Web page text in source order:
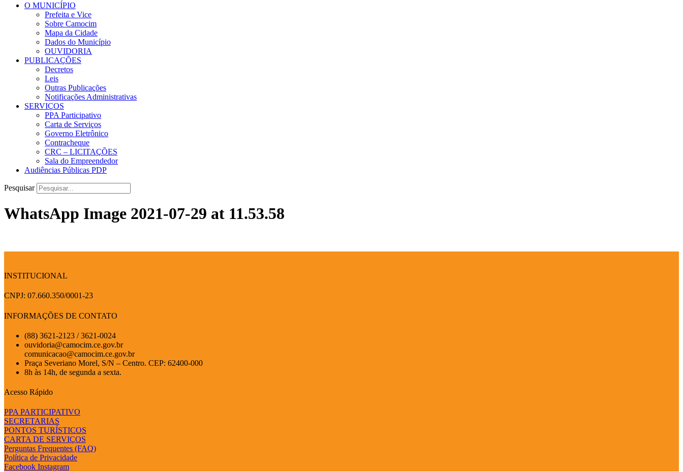
O MUNICÍPIO
Prefeita e Vice
Sobre Camocim
Mapa da Cidade
Dados do Município
OUVIDORIA
PUBLICAÇÕES
Decretos
Leis
Outras Publicações
Notificações Administrativas
SERVIÇOS
PPA Participativo
Carta de Serviços
Governo Eletrônico
Contracheque
CRC – LICITAÇÕES
Sala do Empreendedor
Audiências Públicas PDP
Pesquisar
WhatsApp Image 2021-07-29 at 11.53.58
INSTITUCIONAL
CNPJ: 07.660.350/0001-23
INFORMAÇÕES DE CONTATO
(88) 3621-2123 / 3621-0024
ouvidoria@camocim.ce.gov.br
comunicacao@camocim.ce.gov.br
Praça Severiano Morel, S/N – Centro. CEP: 62400-000
8h às 14h, de segunda a sexta.
Acesso Rápido
PPA PARTICIPATIVO
SECRETARIAS
PONTOS TURÍSTICOS
CARTA DE SERVIÇOS
Perguntas Frequentes (FAQ)
Política de Privacidade
Facebook Instagram